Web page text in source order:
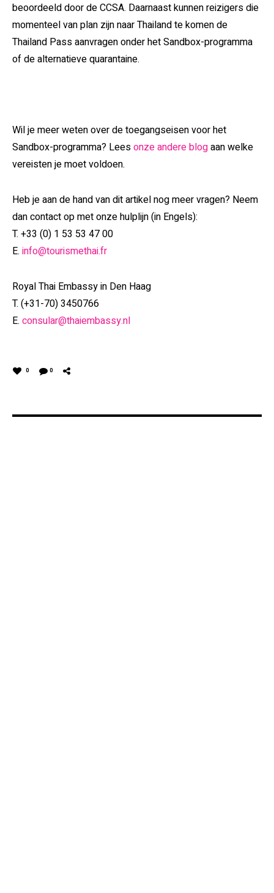
beoordeeld door de CCSA. Daarnaast kunnen reizigers die
momenteel van plan zijn naar Thailand te komen de
Thailand Pass aanvragen onder het Sandbox-programma
of de alternatieve quarantaine.
Wil je meer weten over de toegangseisen voor het
Sandbox-programma? Leesonze andere blogaan welke
vereisten je moet voldoen.
Heb je aan de hand van dit artikel nog meer vragen? Neem
dan contact op met onze hulplijn (in Engels):
T. +33 (0) 1 53 53 47 00
E. info@tourismethai.fr
Royal Thai Embassy in Den Haag
T. (+31-70) 3450766
E. consular@thaiembassy.nl
0 0